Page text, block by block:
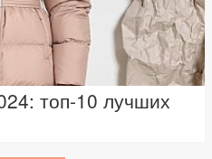
топ-10 лучших